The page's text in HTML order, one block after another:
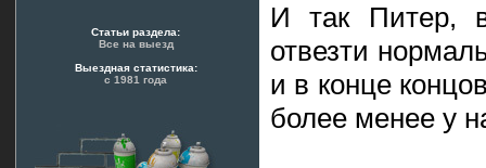
Статьи раздела:
Все на выезд
Выездная статистика:
с 1981 года
И так Питер,
отвезти
и в конце
более менее у